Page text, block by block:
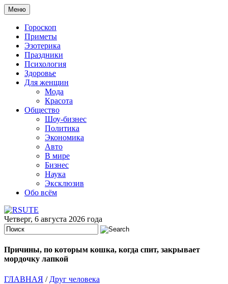
Меню
Гороскоп
Приметы
Эзотерика
Праздники
Психология
Здоровье
Для женщин
Мода
Красота
Общество
Шоу-бизнес
Политика
Экономика
Авто
В мире
Бизнес
Наука
Эксклюзив
Обо всём
Четверг, 6 августа 2026 года
Причины, по которым кошка, когда спит, закрывает
мордочку лапкой
ГЛАВНАЯ / Друг человека